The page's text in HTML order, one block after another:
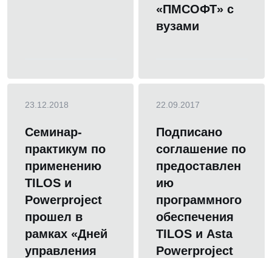
«ПМСОФТ» с
вузами
23.12.2018
Семинар-
практикум по
применению
TILOS и
Powerproject
прошел в
рамках «Дней
управления
22.09.2017
Подписано
соглашение по
предоставлен
ию
программного
обеспечения
TILOS и Asta
Powerproject